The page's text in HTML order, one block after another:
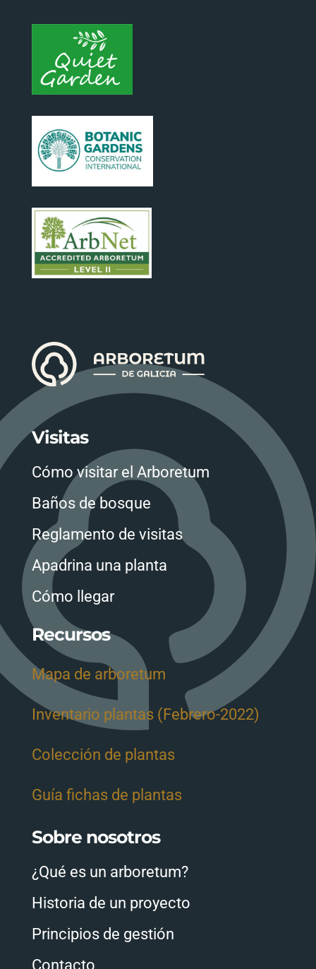
Visitas
Cómo visitar el Arboretum
Baños de bosque
Reglamento de visitas
Apadrina una planta
Cómo llegar
Recursos
Mapa de arboretum
Inventario plantas (Febrero-2022)
Colección de plantas
Guía fichas de plantas
Sobre nosotros
¿Qué es un arboretum?
Historia de un proyecto
Principios de gestión
Contacto